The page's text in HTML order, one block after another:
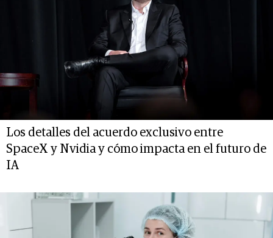
Los detalles del acuerdo exclusivo entre
SpaceX y Nvidia y cómo impacta en el futuro de
IA